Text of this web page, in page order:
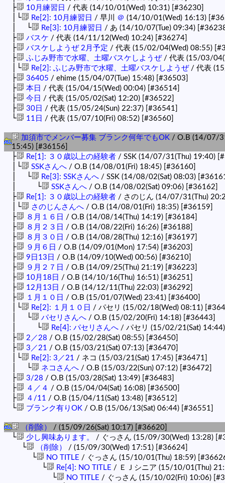
├ 10月練習日 / 代表 (14/10/01(Wed) 10:31) [#36230]
│└ Re[2]: 10月練習日 / 早川 ＠ (14/10/01(Wed) 16:13)
│ └ Re[3]: 10月練習日 / あ (14/10/07(Tue) 09:34)
├ バスケ / 代表 (14/11/12(Wed) 10:24) [#36274]
├ バスケしようぜ 2月予定 / 代表 (15/02/04(Wed) 08:55)
├ ふじみ野市で水曜、土曜バスケしようぜ/ 代表 (15/03/
│└ Re[2]: ふじみ野市で水曜、土曜バスケしようぜ/ 代表
├ 36405 / ehime (15/04/07(Tue) 15:48) [#36503]
├ 本日 / 代表 (15/04/15(Wed) 00:04) [#36514]
├ 今日 / 代表 (15/05/02(Sat) 12:20) [#36522]
├ 30日 / 代表 (15/05/24(Sun) 22:37) [#36541]
└ 11日 / 代表 (15/07/10(Fri) 08:52) [#36560]
加須市でメンバー募集 ブランク何年でもOK / O.B (14/07/
15:45) [#36156]
├ Re[1]: ３０歳以上の経験者 / SSK (14/07/31(Thu) 19:40)
│└ SSKさんへ / O.B (14/08/01(Fri) 18:45) [#36160]
│ └ Re[3]: SSKさんへ / SSK (14/08/02(Sat) 08:03)
│ └ SSKさんへ / O.B (14/08/02(Sat) 09:06) [#36162]
├ Re[1]: ３０歳以上の経験者 / さのじん (14/07/31(Thu)
│└ さのじんさんへ / O.B (14/08/01(Fri) 18:35) [#36159]
├ ８月１６日 / O.B (14/08/14(Thu) 14:19) [#36184]
├ ８月２３日 / O.B (14/08/22(Fri) 16:26) [#36188]
├ ８月３０日 / O.B (14/08/28(Thu) 12:16) [#36197]
├ ９月６日 / O.B (14/09/01(Mon) 17:54) [#36203]
├ 9日13日 / O.B (14/09/10(Wed) 00:56) [#36210]
├ ９月２７日 / O.B (14/09/25(Thu) 21:19) [#36223]
├ 10月18日 / O.B (14/10/16(Thu) 16:51) [#36251]
├ 12月13日 / O.B (14/12/11(Thu) 22:03) [#36292]
├ １月１０日 / O.B (15/01/07(Wed) 23:41) [#36400]
│└ Re[2]: １月１０日 / パセリ (15/02/18(Wed) 08:11)
│ └ パセリさんへ / O.B (15/02/20(Fri) 14:18) [#36443]
│ └ Re[4]: パセリさんへ / パセリ (15/02/21(Sat)
├ 2／28 / O.B (15/02/28(Sat) 08:55) [#36450]
├ 3／21 / O.B (15/03/21(Sat) 07:13) [#36470]
│└ Re[2]: 3／21 / ネコ (15/03/21(Sat) 17:45) [#36471]
│ └ ネコさんへ / O.B (15/03/22(Sun) 07:12) [#36472]
├ 3/28 / O.B (15/03/28(Sat) 13:49) [#36483]
├ ４／４ / O.B (15/04/04(Sat) 16:08) [#36500]
├ ４/11 / O.B (15/04/11(Sat) 13:48) [#36512]
└ ブランク有りOK / O.B (15/06/13(Sat) 06:44) [#36551]
（削除） / (15/09/26(Sat) 10:17) [#36620]
└ 少し興味あります。 / ぐっさん (15/09/30(Wed) 13:28)
└ （削除） / (15/09/30(Wed) 17:51) [#36624]
└ NO TITLE / ぐっさん (15/10/01(Thu) 18:59)
└ Re[4]: NO TITLE / ＥＪシニア (15/10/01(Thu)
└ NO TITLE / ぐっさん (15/10/02(Fri) 10:06)